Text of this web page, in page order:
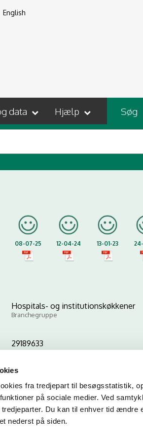
fra tredjepart til besøgsstatistik,
på sociale medier. Ved
Du kan til enhver tid
nederst på siden.
English
data Hjælp Søg
08-07-25 12-04-24 13-01-23
Hospitals- og institutionskøkkener
Branchegruppe
29189633
CVR-nr
Kopier link til at indsætte på